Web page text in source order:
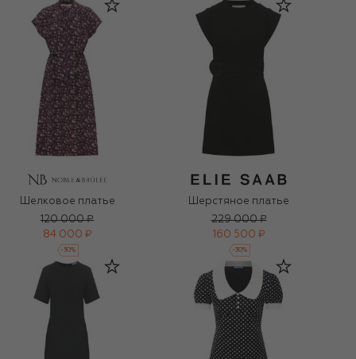
Шелковое платье
120 000 ₽
84 000 ₽
-30%
Шерстяное платье
229 000 ₽
160 500 ₽
-30%